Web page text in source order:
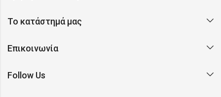
Το κατάστημά μας
Επικοινωνία
Follow Us